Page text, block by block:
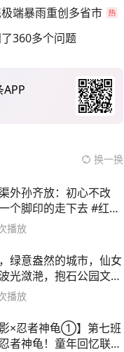
端暴雨重创多省市
360多个问题
换一换
外孙齐放：初心不改
个脚印的走下去 #红船
播放
绿意盎然的城市，仙女
光潋滟，抱石公园文化
播放
影×忍者神龟①】第七班
者神龟！童年回忆联动